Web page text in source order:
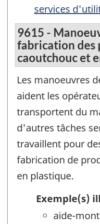
services
9615 -
fabrication des
caoutchouc et
Les manoeuvres
aident les
transportent du
d'autres tâches
travaillent pour
fabrication de
en plastique.
Exemple(s)
aide-